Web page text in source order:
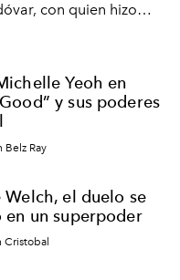
con quien hizo
entre Europa y
"¡La novia!", está
Yeoh en
y sus poderes
Ray
Welch, el duelo se
un superpoder
Cristobal